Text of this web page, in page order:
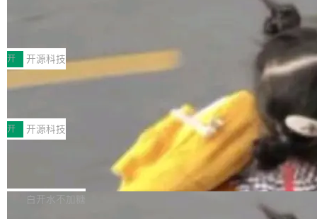
不完。」5T 来自免费额度，3T 来自 Go...
ve JH71XX 的设备，例如 VisionFive 2、PINE
64 STAR64，以及 QEMU。 增强了对 POSIX.1
-2024 和 C23 编程接口标准的兼容性。 compat
_linux(8) 增强了对 Linux 系统调用的支持，包
括 epoll（围绕 kqueue 实现）、POSIX 消息队
列、...
案
享会在上海举办。鸿蒙生态的全场景智慧营销平
台鲸鸿动能协同华为游戏中心，面向游戏行业开
发者及生态伙伴，系统呈现了平台在游戏领域的
完整能力版图——从IAP高价值用户的全周期经
营、到IAA游戏的“买变一体”正循环、再到联运与
广告协同的全链路经营闭环，以及面向全球市场
的出海增长布局。 华为终端云业务商业化销售负
责人在开场致辞中表示，游戏开发者的核心诉求
已不再是“多一个投放渠道”，而是一套能够持续
开 开源科技
技嘉X3D系列再添新成员 B850 AORU
面向AMD Ryzen X3D处理器玩家，技嘉X3D系
列主板阵容迎来新成员——B850 AORUS ELITE
X3D。作为面向主流高性能平台打造的全新主板
产品，B850 AORUS ELITE X3D延续技嘉在X3
D平台优化上的技术积累，旨在为游戏玩家带来
更稳定、更高效的装机选择。 B850 AORUS ELI
开 开源科技
Zadig v5.0 发布：AI 发布专员与 AI 审
我们团队这几天最大的卡点不是 AI 写得不够
好，是 AI 写得太好了。 好到审查排期从两天的
白开水不加糖